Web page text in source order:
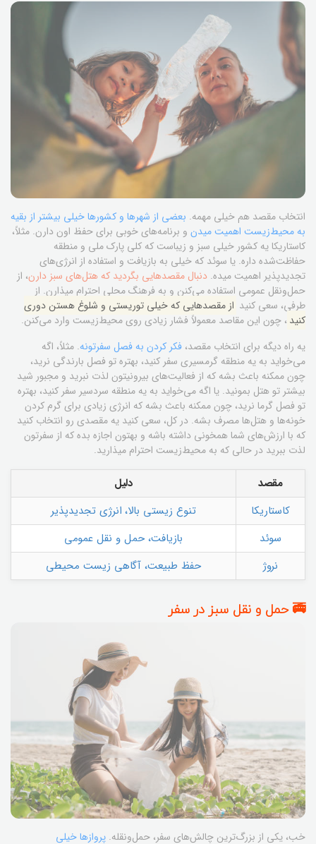
انتخاب مقصد هم خیلی مهمه. بعضی از شهرها و کشورها خیلی بیشتر از بقیه
به محیط‌زیست اهمیت میدن و برنامه‌های خوبی برای حفظ اون دارن. مثلاً،
کاستاریکا یه کشور خیلی سبز و زیباست که کلی پارک ملی و منطقه
حفاظت‌شده داره. یا سوئد که خیلی به بازیافت و استفاده از انرژی‌های
تجدیدپذیر اهمیت میده. دنبال مقصدهایی بگردید که هتل‌های سبز دارن، از
حمل‌ونقل عمومی استفاده می‌کنن و به فرهنگ محلی احترام میذارن. از
طرفی، سعی کنید از مقصدهایی که خیلی توریستی و شلوغ هستن دوری
کنید ، چون این مقاصد معمولاً فشار زیادی روی محیط‌زیست وارد می‌کنن.
یه راه دیگه برای انتخاب مقصد، فکر کردن به فصل سفرتونه. مثلاً، اگه
می‌خواید به یه منطقه گرمسیری سفر کنید، بهتره تو فصل بارندگی نرید،
چون ممکنه باعث بشه که از فعالیت‌های بیرونیتون لذت نبرید و مجبور شید
بیشتر تو هتل بمونید. یا اگه می‌خواید به یه منطقه سردسیر سفر کنید، بهتره
تو فصل گرما نرید، چون ممکنه باعث بشه که انرژی زیادی برای گرم کردن
خونه‌ها و هتل‌ها مصرف بشه. در کل، سعی کنید یه مقصدی رو انتخاب کنید
که با ارزش‌های شما همخونی داشته باشه و بهتون اجازه بده که از سفرتون
لذت ببرید در حالی که به محیط‌زیست احترام میذارید.
مقصد
دلیل
کاستاریکا
تنوع زیستی بالا، انرژی تجدیدپذیر
سوئد
بازیافت، حمل و نقل عمومی
نروژ
حفظ طبیعت، آگاهی زیست محیطی
🚎 حمل و نقل سبز در سفر
خب، یکی از بزرگ‌ترین چالش‌های سفر، حمل‌ونقله. پروازها خیلی